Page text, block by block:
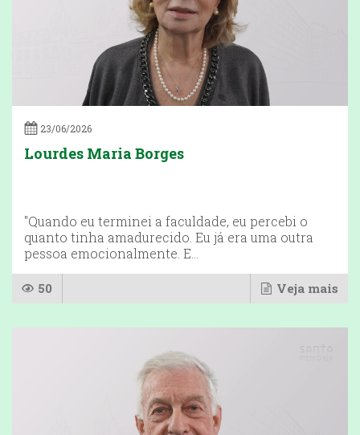
23/06/2026
Lourdes Maria Borges
"Quando eu terminei a faculdade, eu percebi o
quanto tinha amadurecido. Eu já era uma outra
pessoa emocionalmente. E...
50 Veja mais